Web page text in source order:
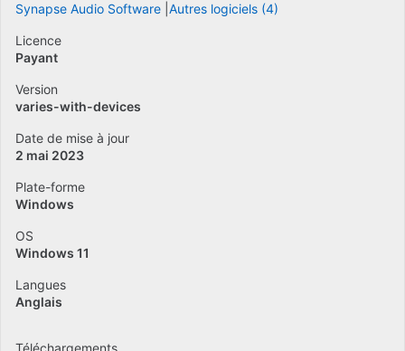
Synapse Audio Software Autres logiciels (4)
Licence
Payant
Version
varies-with-devices
Date de mise à jour
2 mai 2023
Plate-forme
Windows
OS
Windows 11
Langues
Anglais
Téléchargements